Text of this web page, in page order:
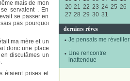
20 21 22 23 24 25 26
27 28 29 30 31
derniers rêves
Je pensais me réveiller
..
Une rencontre
inattendue
mais de mon
servaient . En
se passer en
pas pourquoi
ma mère et un
donc une place
discutâmes un
étaient prises et